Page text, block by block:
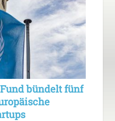
bündelt fünf